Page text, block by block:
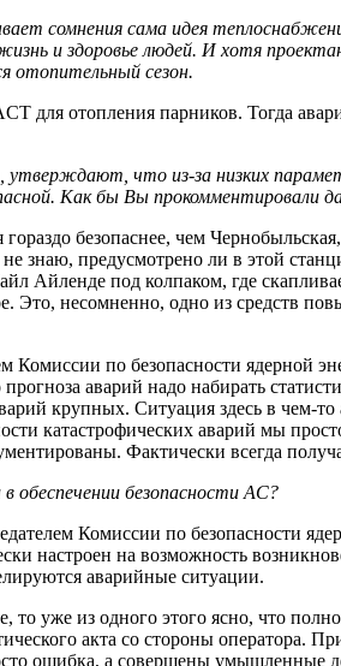
сомнения сама идея
и здоровье людей. И хотя
отопительный сезон.
для отопления парников. Тогда
что из-за низких
Как бы Вы прокомментировали
безопаснее, чем
знаю, предусмотрено ли в этой
Айленде под колпа­ком, где
Это, несомненно, одно из средств
Комиссии по безопасности ядерной
аварий надо набирать
крупных. Ситуация здесь в чем-
катастрофических аварий мы
Фактически всегда
обес­печении безопасности АС?
Комиссии по безопасности
настроен на возможность
аварийные ситуации.
то уже из одного этого ясно, что
акта со стороны
ошибка, а совершены